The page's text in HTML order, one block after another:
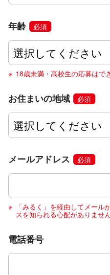
年齢 必須
18歳未満・高校生の応募はで
お住まいの地域 必須
メールアドレス 必須
「みるく」を経由してメー
スを知られる心配がありませ
電話番号